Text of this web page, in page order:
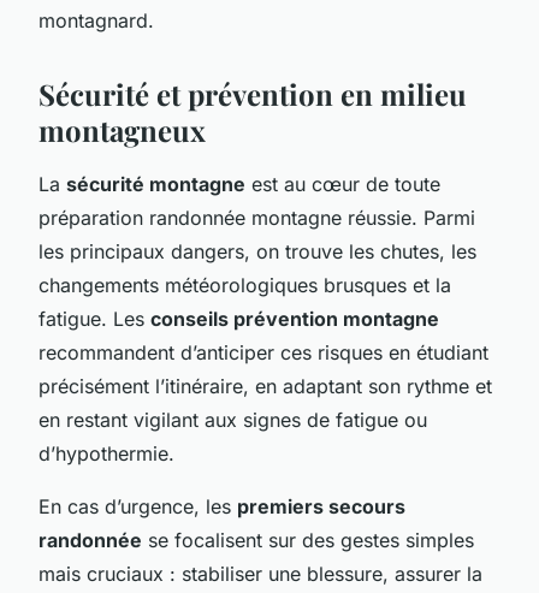
montagnard.
Sécurité et prévention en milieu
montagneux
La sécurité montagne est au cœur de toute
préparation randonnée montagne réussie. Parmi
les principaux dangers, on trouve les chutes, les
changements météorologiques brusques et la
fatigue. Les conseils prévention montagne
recommandent d’anticiper ces risques en étudiant
précisément l’itinéraire, en adaptant son rythme et
en restant vigilant aux signes de fatigue ou
d’hypothermie.
En cas d’urgence, les premiers secours
randonnée se focalisent sur des gestes simples
mais cruciaux : stabiliser une blessure, assurer la